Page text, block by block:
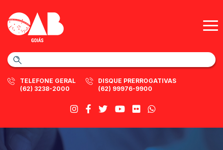
TELEFONE GERAL
(62) 3238-2000
DISQUE PRERROGATIVAS
(62) 99976-9900